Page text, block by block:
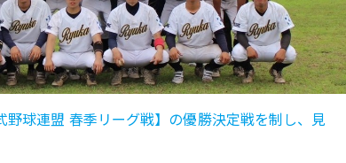
球連盟 春季リーグ戦】の優勝決定戦を制し、見